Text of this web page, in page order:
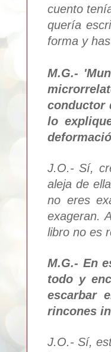
cuento
quería
forma y
M.G.-
conductor
lo
J.O.- Sí,
aleja de
no eres
exageran.
libro no es
M.G.- En
todo y
escarbar
rincones
J.O.- Sí,